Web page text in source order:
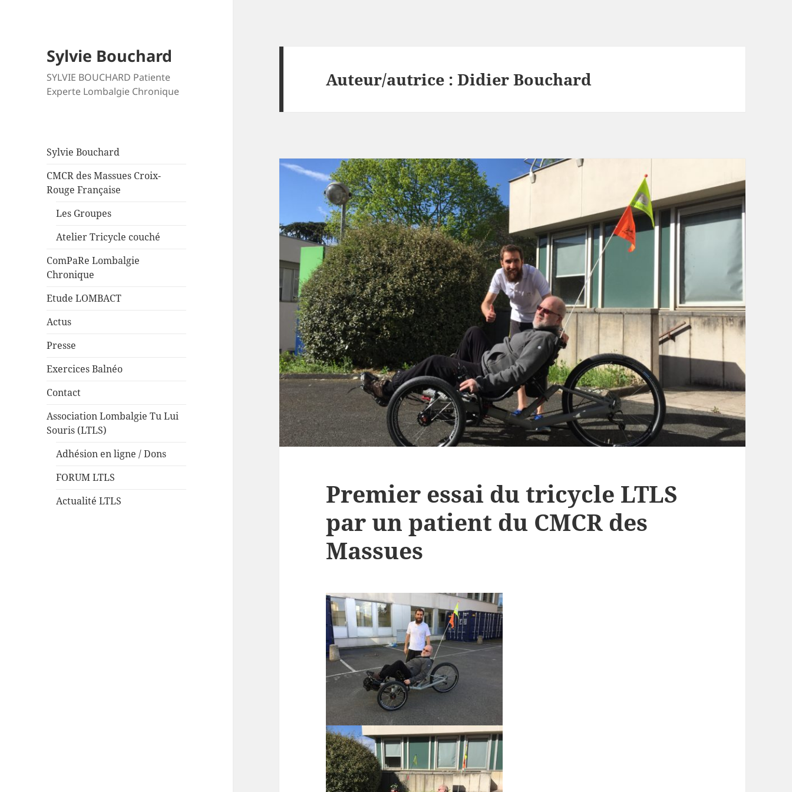
Sylvie Bouchard
SYLVIE BOUCHARD Patiente
Experte Lombalgie Chronique
Sylvie Bouchard
CMCR des Massues Croix-
Rouge Française
Les Groupes
Atelier Tricycle couché
ComPaRe Lombalgie
Chronique
Etude LOMBACT
Actus
Presse
Exercices Balnéo
Contact
Association Lombalgie Tu Lui
Souris (LTLS)
Adhésion en ligne / Dons
FORUM LTLS
Actualité LTLS
Auteur/autrice :Didier Bouchard
Premier essai du tricycle LTLS
par un patient du CMCR des
Massues